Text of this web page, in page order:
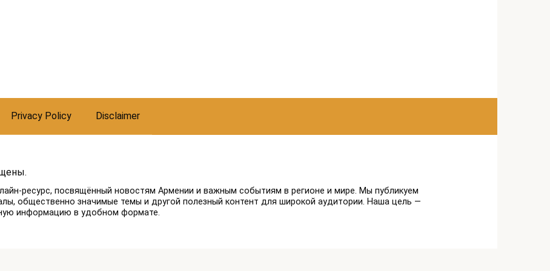
Privacy Policy Disclaimer
ресурс, посвящённый новостям Армении и важным событиям в регионе и мире. Мы публикуем
общественно значимые темы и другой полезный контент для широкой аудитории. Наша цель —
информацию в удобном формате.